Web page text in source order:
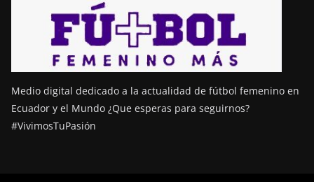
Medio digital dedicado a la actualidad de fútbol femenino en
Ecuador y el Mundo ¿Que esperas para seguirnos?
#VivimosTuPasión